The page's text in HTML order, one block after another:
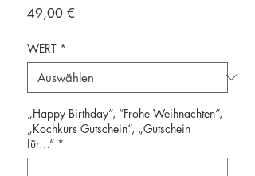
49,00 €
WERT *
„Happy Birthday“, “Frohe Weihnachten“,
„Kochkurs Gutschein“, „Gutschein
für…“ *